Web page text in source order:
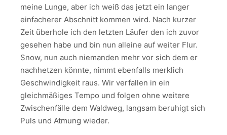
meine Lunge, aber ich weiß das jetzt ein langer
einfacherer Abschnitt kommen wird. Nach kurzer
Zeit überhole ich den letzten Läufer den ich zuvor
gesehen habe und bin nun alleine auf weiter Flur.
Snow, nun auch niemanden mehr vor sich dem er
nachhetzen könnte, nimmt ebenfalls merklich
Geschwindigkeit raus. Wir verfallen in ein
gleichmäßiges Tempo und folgen ohne weitere
Zwischenfälle dem Waldweg, langsam beruhigt sich
Puls und Atmung wieder.